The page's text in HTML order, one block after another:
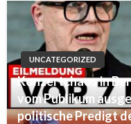
UNCATEGORIZED
Konzertchaos in
vom Publikum
politische Predigt